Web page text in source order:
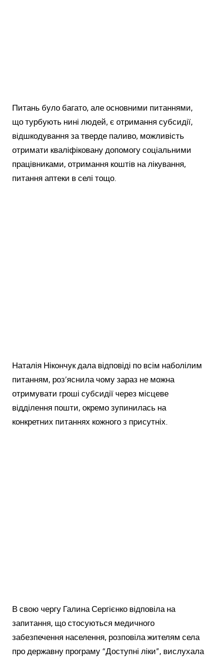
Питань було багато, але основними питаннями,
що турбують нині людей, є отримання субсидії,
відшкодування за тверде паливо, можливість
отримати кваліфіковану допомогу соціальними
працівниками, отримання коштів на лікування,
питання аптеки в селі тощо.
Наталія Нікончук дала відповіді по всім наболілим
питанням, роз’яснила чому зараз не можна
отримувати гроші субсидії через місцеве
відділення пошти, окремо зупинилась на
конкретних питаннях кожного з присутніх.
В свою чергу Галина Сергієнко відповіла на
запитання, що стосуються медичного
забезпечення населення, розповіла жителям села
про державну програму “Доступні ліки”, вислухала